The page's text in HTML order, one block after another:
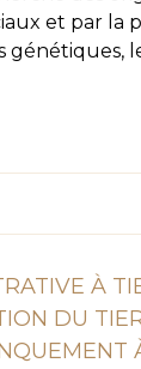
et par la
À
DU